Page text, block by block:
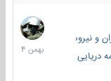
و نیروهای ویژه‌ی دریایی
22
بهمن
1404